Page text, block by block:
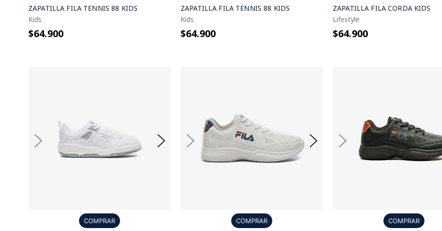
ZAPATILLA FILA TENNIS 88 KIDS
Kids
$64.900
ZAPATILLA FILA TENNIS 88 KIDS
Kids
$64.900
ZAPATILLA FILA CORDA KIDS
Lifestyle
$64.900
COMPRAR COMPRAR COMPRAR